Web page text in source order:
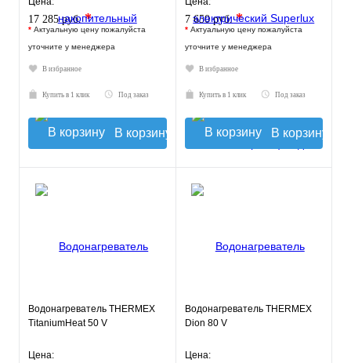
17 285 руб.*
* Актуальную цену пожалуйста
уточните у менеджера
В избранное
Купить в 1 клик Под заказ
В корзину
7 650 руб.*
* Актуальную цену пожалуйста
уточните у менеджера
В избранное
Купить в 1 клик Под заказ
В корзину
Водонагреватель THERMEX
TitaniumHeat 50 V
Цена:
Водонагреватель THERMEX
Dion 80 V
Цена: